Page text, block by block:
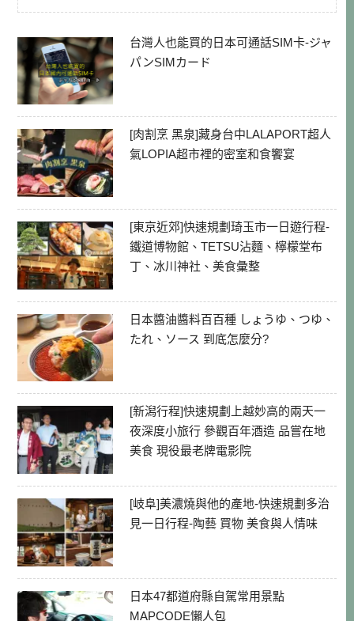
台灣人也能買的日本可通話SIM卡-ジャ
パンSIMカード
[肉割烹 黑泉]藏身台中LALAPORT超人
氣LOPIA超市裡的密室和食饗宴
[東京近郊]快速規劃琦玉市一日遊行程-
鐵道博物館、TETSU沾麵、檸檬堂布
丁、冰川神社、美食彙整
日本醬油醬料百百種 しょうゆ、つゆ、
たれ、ソース 到底怎麼分?
[新潟行程]快速規劃上越妙高的兩天一
夜深度小旅行 參觀百年酒造 品嘗在地
美食 現役最老牌電影院
[岐阜]美濃燒與他的產地-快速規劃多治
見一日行程-陶藝 買物 美食與人情味
日本47都道府縣自駕常用景點
MAPCODE懶人包